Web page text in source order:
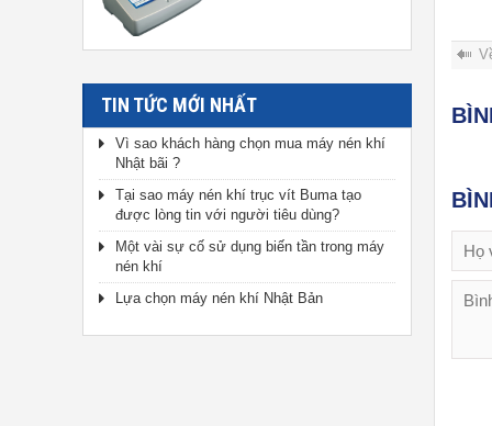
TIN TỨC MỚI NHẤT
Vì sao khách hàng chọn mua máy nén khí
Nhật bãi ?
Tại sao máy nén khí trục vít Buma tạo
được lòng tin với người tiêu dùng?
Một vài sự cố sử dụng biến tần trong máy
nén khí
Lựa chọn máy nén khí Nhật Bản